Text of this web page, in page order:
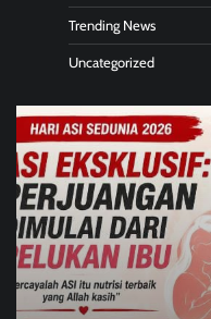
Trending News
Uncategorized